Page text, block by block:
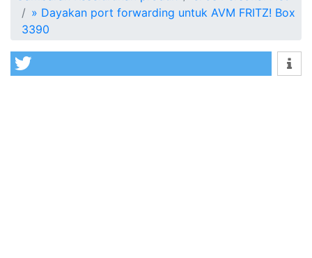
» Dayakan port forwarding untuk AVM FRITZ! Box
3390